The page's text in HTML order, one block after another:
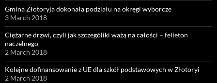
Gmina Złotoryja dokonała podziału na okręgi wyborcze
3 March 2018
Ciężarne drzwi, czyli jak szczególiki ważą na całości – felieton
naczelnego
2 March 2018
Kolejne dofinansowanie z UE dla szkół podstawowych w Złotoryi
2 March 2018